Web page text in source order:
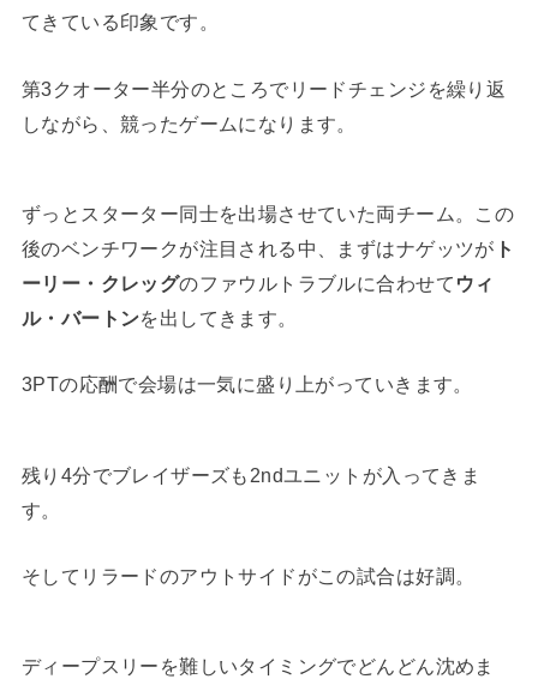
てきている印象です。
第3クオーター半分のところでリードチェンジを繰り返
しながら、競ったゲームになります。
ずっとスターター同士を出場させていた両チーム。この
後のベンチワークが注目される中、まずはナゲッツが ト
ーリー・クレッグのファウルトラブルに合わせて ウィ
ル・バートンを出してきます。
3PTの応酬で会場は一気に盛り上がっていきます。
残り4分でブレイザーズも2ndユニットが入ってきま
す。
そしてリラードのアウトサイドがこの試合は好調。
ディープスリーを難しいタイミングでどんどん沈めま